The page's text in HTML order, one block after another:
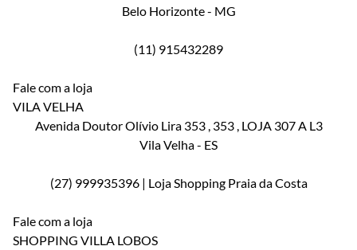
Belo Horizonte- MG
(11) 915432289
Fale com a loja
VILA VELHA
Avenida Doutor Olívio Lira 353 , 353 , LOJA 307 A L3
Vila Velha- ES
(27) 999935396 | Loja Shopping Praia da Costa
Fale com a loja
SHOPPING VILLA LOBOS